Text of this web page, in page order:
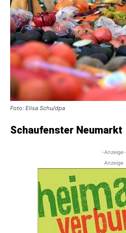
Foto: Elisa Schu/dpa
Schaufenster Neumarkt
-Anzeige-
Anzeige